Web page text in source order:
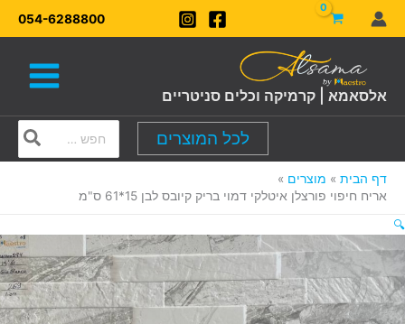
דילוג
לתוכן
054-6288800
אלסאמא | קרמיקה וכלים סניטריים
לכל המוצרים
for:
דף הבית
מוצרים
אריח חיפוי פורצלן איטלקי דמוי בריק קיובס לבן 15*61 ס"מ
🔍